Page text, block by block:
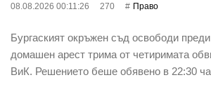
08.08.2026 00:11:26 270 Право
Бургаският окръжен съд освободи
домашен арест трима от четиримата
ВиК. Решението беше обявено в 22:30